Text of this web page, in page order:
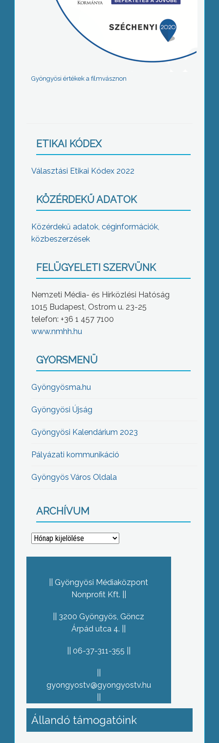
Gyöngyösi értékek a filmvásznon
ETIKAI KÓDEX
Választási Etikai Kódex 2022
KÖZÉRDEKŰ ADATOK
Közérdekű adatok, céginformációk,
közbeszerzések
FELÜGYELETI SZERVÜNK
Nemzeti Média- és Hírközlési Hatóság
1015 Budapest, Ostrom u. 23-25
telefon: +36 1 457 7100
www.nmhh.hu
GYORSMENÜ
Gyöngyösma.hu
Gyöngyösi Újság
Gyöngyösi Kalendárium 2023
Pályázati kommunikáció
Gyöngyös Város Oldala
ARCHÍVUM
Archívum
Gyöngyösi Médiaközpont
Nonprofit Kft.
3200 Gyöngyös, Göncz
Árpád utca 4.
06-37-311-355
gyongyostv@gyongyostv.hu
Állandó támogatóink